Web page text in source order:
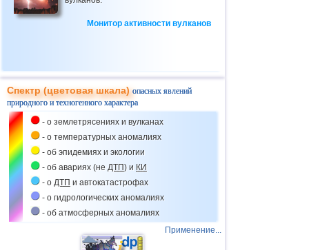
Монитор активности вулканов
Спектр (цветовая шкала)опасных явлений
природного и техногенного характера
- о землетрясениях и вулканах
- о температурных аномалиях
- об эпидемиях и экологии
- об авариях (не ДТП) и КИ
- о ДТП и автокатастрофах
- о гидрологических аномалиях
- об атмосферных аномалиях
Применение...